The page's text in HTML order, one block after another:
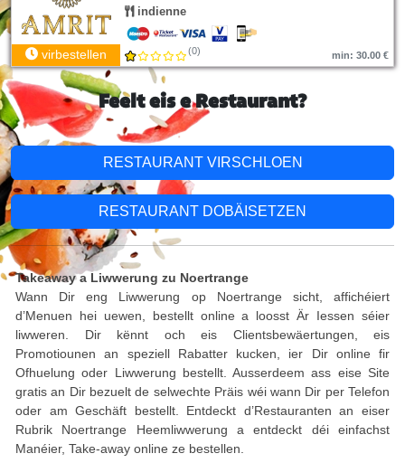
indienne
virbestellen (0) min: 30.00 €
Feelt eis e Restaurant?
RESTAURANT VIRSCHLOEN
RESTAURANT DOBÄISETZEN
Takeaway a Liwwerung zu Noertrange
Wann Dir eng Liwwerung op Noertrange sicht, affichéiert
d’Menuen hei uewen, bestellt online a loosst Är Iessen séier
liwweren. Dir kënnt och eis Clientsbewäertungen, eis
Promotiounen an speziell Rabatter kucken, ier Dir online fir
Ofhuelung oder Liwwerung bestellt. Ausserdeem ass eise Site
gratis an Dir bezuelt de selwechte Präis wéi wann Dir per Telefon
oder am Geschäft bestellt. Entdeckt d’Restauranten an eiser
Rubrik Noertrange Heemliwwerung a entdeckt déi einfachst
Manéier, Take-away online ze bestellen.